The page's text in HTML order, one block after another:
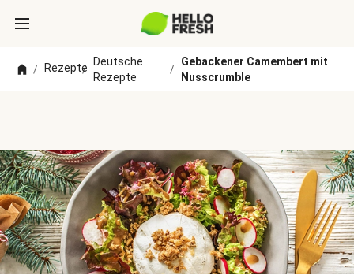
/ Rezepte
/
Deutsche
Rezepte
/
Gebackener Camembert mit
Nusscrumble